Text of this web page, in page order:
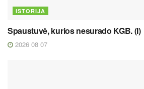
ISTORIJA
Spaustuvė, kurios nesurado KGB. (I)
2026 08 07